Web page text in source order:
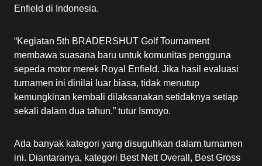
Enfield di Indonesia.
“Kegiatan 5th BRADERSHUT Golf Tournament
membawa suasana baru untuk komunitas pengguna
sepeda motor merek Royal Enfield. Jika hasil evaluasi
turnamen ini dinilai luar biasa, tidak menutup
kemungkinan kembali dilaksanakan setidaknya setiap
sekali dalam dua tahun.” tutur Ismoyo.
Ada banyak kategori yang disuguhkan dalam turnamen
ini. Diantaranya, kategori Best Nett Overall, Best Gross